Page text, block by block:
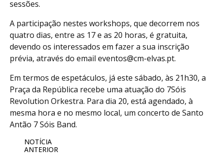
sessões.
A participação nestes workshops, que decorrem nos
quatro dias, entre as 17 e as 20 horas, é gratuita,
devendo os interessados em fazer a sua inscrição
prévia, através do email eventos@cm-elvas.pt.
Em termos de espetáculos, já este sábado, às 21h30, a
Praça da República recebe uma atuação do 7Sóis
Revolution Orkestra. Para dia 20, está agendado, à
mesma hora e no mesmo local, um concerto de Santo
Antão 7 Sóis Band.
NOTÍCIA
ANTERIOR